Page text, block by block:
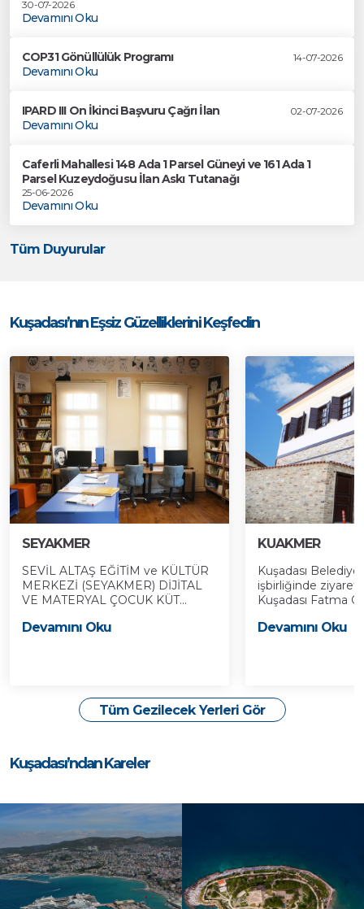
30-07-2026
Devamını Oku
COP31 Gönüllülük Programı 14-07-2026
Devamını Oku
IPARD III On İkinci Başvuru Çağrı İlan 02-07-2026
Devamını Oku
Caferli Mahallesi 148 Ada 1 Parsel Güneyi ve 161 Ada 1
Parsel Kuzeydoğusu İlan Askı Tutanağı
25-06-2026
Devamını Oku
Tüm Duyurular
Kuşadası’nın Eşsiz Güzelliklerini Keşfedin
SEYAKMER
SEVİL ALTAŞ EĞİTİM ve KÜLTÜR
MERKEZİ (SEYAKMER) DİJİTAL
VE MATERYAL ÇOCUK KÜT...
Devamını Oku
KUAKMER
Kuşadası
işbirliğinde
Kuşadası Fatma
Devamını Oku
Tüm Gezilecek Yerleri Gör
Kuşadası’ndan Kareler